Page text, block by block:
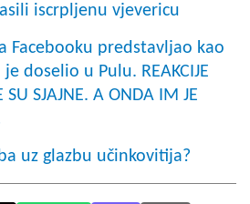
iscrpljenu vjevericu
Facebooku predstavljao kao
doselio u Pulu. REAKCIJE
SU SJAJNE. A ONDA IM JE
uz glazbu učinkovitija?